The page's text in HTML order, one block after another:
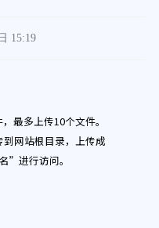
15:19
最多上传10个文件。
网站根目录，上传成
”进行访问。